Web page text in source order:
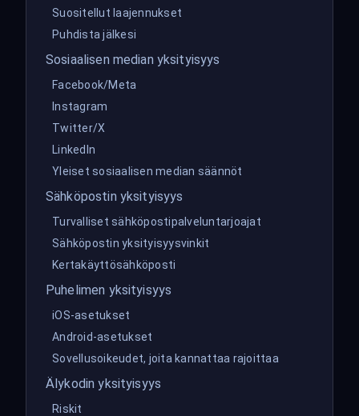
Suositellut laajennukset
Puhdista jälkesi
Sosiaalisen median yksityisyys
Facebook/Meta
Instagram
Twitter/X
LinkedIn
Yleiset sosiaalisen median säännöt
Sähköpostin yksityisyys
Turvalliset sähköpostipalveluntarjoajat
Sähköpostin yksityisyysvinkit
Kertakäyttösähköposti
Puhelimen yksityisyys
iOS-asetukset
Android-asetukset
Sovellusoikeudet, joita kannattaa rajoittaa
Älykodin yksityisyys
Riskit